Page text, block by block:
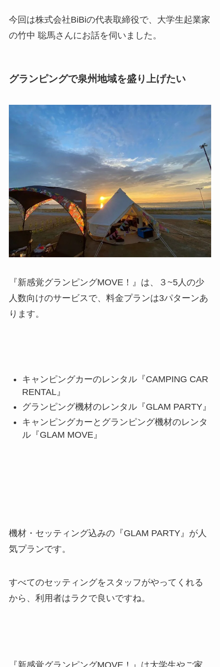
今回は株式会社BiBiの代表取締役で、 大学生起業家
の竹中 聡馬さんにお話を伺いました。
グランピングで泉州地域を盛り上げたい
『新感覚グランピングMOVE！』は、３~5人の少
人数向けのサービスで、 料金プランは3パターンあ
ります。
キャンピングカーのレンタル『CAMPING CAR
RENTAL』
グランピング機材のレンタル『GLAM PARTY』
キャンピングカーとグランピング機材のレンタ
ル『GLAM MOVE』
機材・セッティング込みの『GLAM PARTY』が人
気プランです。
すべてのセッティングをスタッフがやってくれる
から、 利用者はラクで良いですね。
『新感覚グランピングMOVE！』は大学生やご家